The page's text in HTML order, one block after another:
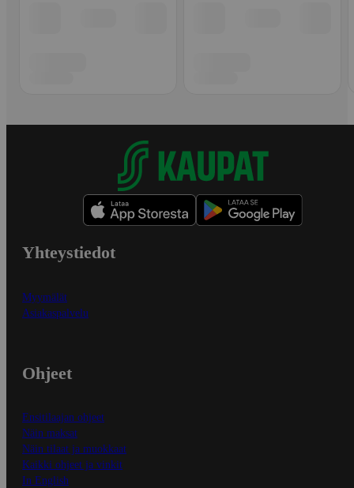
Yhteystiedot
Myymälät
Asiakaspalvelu
Ohjeet
Ensitilaajan ohjeet
Näin maksat
Näin tilaat ja muokkaat
Kaikki ohjeet ja vinkit
In English